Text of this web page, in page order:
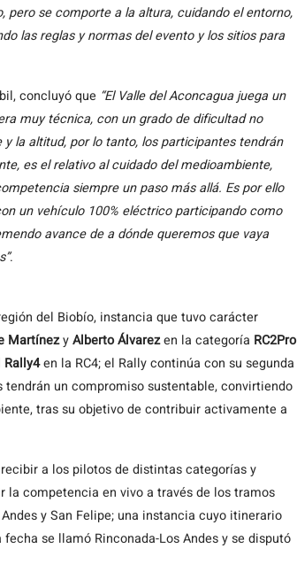
se comporte a la altura, cuidando el entorno,
las reglas y normas del evento y los sitios para
concluyó que “El Valle del Aconcagua juega un
muy técnica, con un grado de dificultad no
la altitud, por lo tanto, los participantes tendrán
es el relativo al cuidado del medioambiente,
siempre un paso más allá. Es por ello
un vehículo 100% eléctrico participando como
avance de a dónde queremos que vaya
.
del Biobío, instancia que tuvo carácter
MartínezyAlberto Álvarezen la categoría RC2Pro
Rally4en la RC4; el Rally continúa con su segunda
un compromiso sustentable, convirtiendo
tras su objetivo de contribuir activamente a
a los pilotos de distintas categorías y
la competencia en vivo a través de los tramos
y San Felipe; una instancia cuyo itinerario
se llamó Rinconada-Los Andes y se disputó